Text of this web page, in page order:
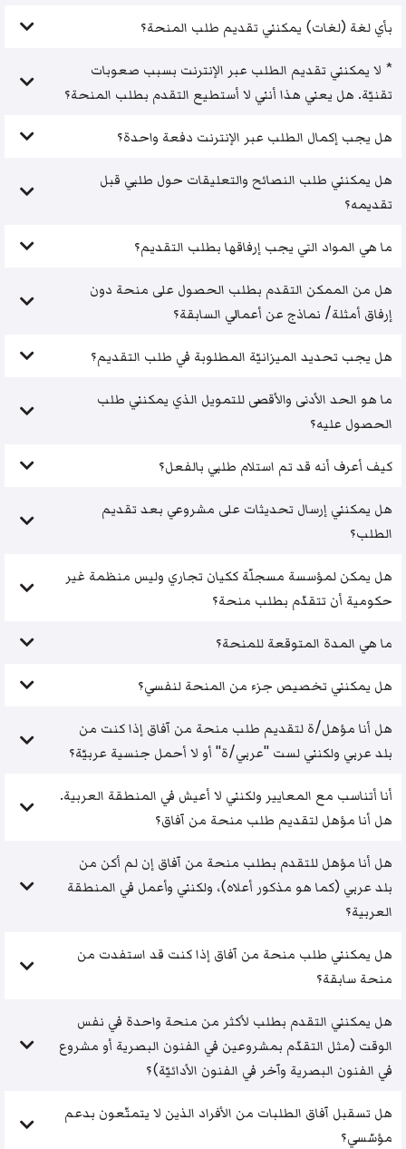
بأي لغة (لغات) يمكنني تقديم طلب المنحة؟
* لا يمكنني تقديم الطلب عبر الإنترنت بسبب صعوبات
تقنيّة. هل يعني هذا أنني لا أستطيع التقدم بطلب المنحة؟
هل يجب إكمال الطلب عبر الإنترنت دفعة واحدة؟
هل يمكنني طلب النصائح والتعليقات حول طلبي قبل
تقديمه؟
ما هي المواد التي يجب إرفاقها بطلب التقديم؟
هل من الممكن التقدم بطلب الحصول على منحة دون
إرفاق أمثلة/ نماذج عن أعمالي السابقة؟
هل يجب تحديد الميزانيّة المطلوبة في طلب التقديم؟
ما هو الحد الأدنى والأقصى للتمويل الذي يمكنني طلب
الحصول عليه؟
كيف أعرف أنه قد تم استلام طلبي بالفعل؟
هل يمكنني إرسال تحديثات على مشروعي بعد تقديم
الطلب؟
هل يمكن لمؤسسة مسجلّة ككيان تجاري وليس منظمة غير
حكومية أن تتقدّم بطلب منحة؟
ما هي المدة المتوقعة للمنحة؟
هل يمكنني تخصيص جزء من المنحة لنفسي؟
هل أنا مؤهل/ة لتقديم طلب منحة من آفاق إذا كنت من
بلد عربي ولكنني لست "عربي/ة" أو لا أحمل جنسية عربيّة؟
أنا أتناسب مع المعايير ولكنني لا أعيش في المنطقة العربية.
هل أنا مؤهل لتقديم طلب منحة من آفاق؟
هل أنا مؤهل للتقدم بطلب منحة من آفاق إن لم أكن من
بلد عربي (كما هو مذكور أعلاه)، ولكنني وأعمل في المنطقة
العربية؟
هل يمكنني طلب منحة من آفاق إذا كنت قد استفدت من
منحة سابقة؟
هل يمكنني التقدم بطلب لأكثر من منحة واحدة في نفس
الوقت (مثل التقدّم بمشروعين في الفنون البصرية أو مشروع
في الفنون البصرية وآخر في الفنون الأدائيّة)؟
هل تسقبل آفاق الطلبات من الأفراد الذين لا يتمتّعون بدعم
مؤسّسي؟